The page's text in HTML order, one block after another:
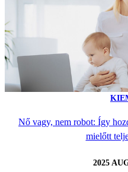
Nő vagy, nem robot: Így
mielőtt
2025